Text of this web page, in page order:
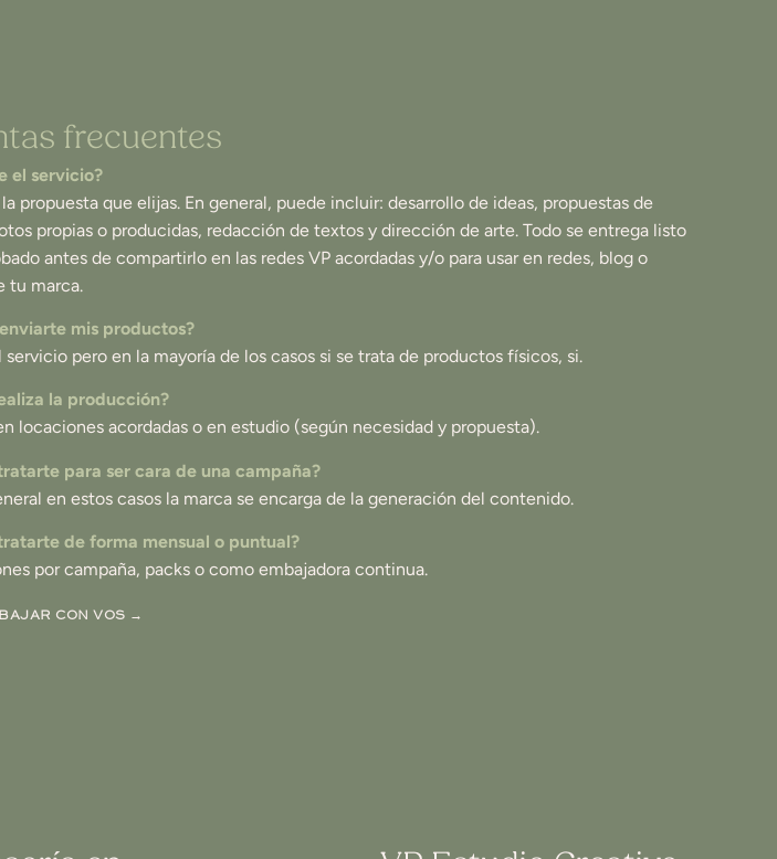
frecuentes
el servicio?
propuesta que elijas. En general, puede incluir: desarrollo de ideas, propuestas de
propias o producidas, redacción de textos y dirección de arte. Todo se entrega listo
antes de compartirlo en las redes VP acordadas y/o para usar en redes, blog o
tu marca.
mis productos?
servicio pero en la mayoría de los casos si se trata de productos físicos, si.
la producción?
locaciones acordadas o en estudio (según necesidad y propuesta).
para ser cara de una campaña?
en estos casos la marca se encarga de la generación del contenido.
de forma mensual o puntual?
por campaña, packs o como embajadora continua.
CON VOS →